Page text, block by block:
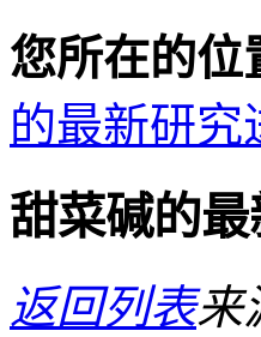
您所在的位
的最新研究
甜菜碱的
返回列表来